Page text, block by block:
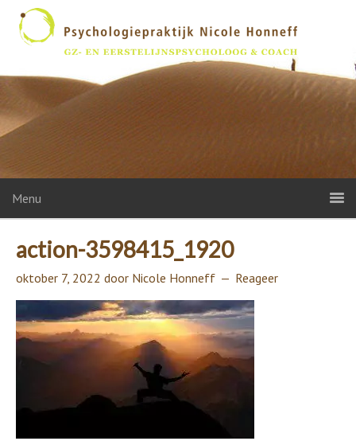
Menu
action-3598415_1920
oktober 7, 2022 door Nicole Honneff Reageer